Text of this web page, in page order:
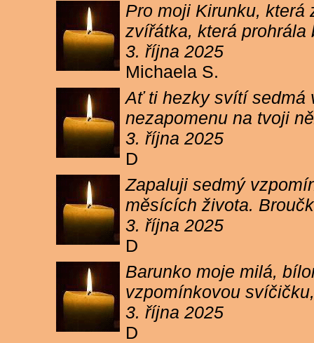
Pro moji Kirunku, která
zvířátka, která prohrála
3. října 2025
Michaela S.
Ať ti hezky svítí sedmá
nezapomenu na tvoji
3. října 2025
D
Zapaluji sedmý
měsících života.
3. října 2025
D
Barunko moje milá,
vzpomínkovou
3. října 2025
D